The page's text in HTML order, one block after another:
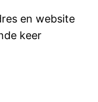
en website
keer